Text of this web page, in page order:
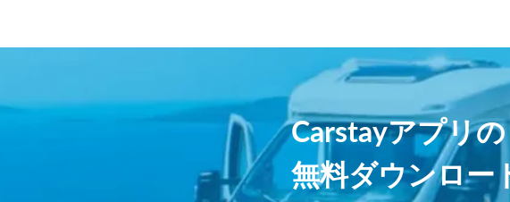
Carstayアプリの
無料ダウンロー